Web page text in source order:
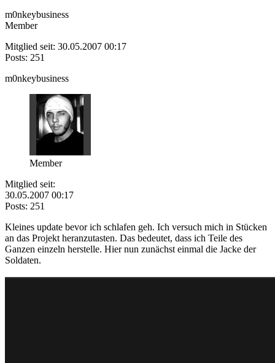
m0nkeybusiness
Member
Mitglied seit: 30.05.2007 00:17
Posts: 251
m0nkeybusiness
Member
Mitglied seit:
30.05.2007 00:17
Posts: 251
Kleines update bevor ich schlafen geh. Ich versuch mich in Stücken
an das Projekt heranzutasten. Das bedeutet, dass ich Teile des
Ganzen einzeln herstelle. Hier nun zunächst einmal die Jacke der
Soldaten.